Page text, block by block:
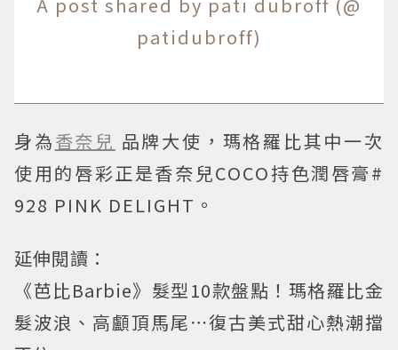
patidubroff)
身為香奈兒 品牌大使，瑪格羅比其中一次
使用的唇彩正是香奈兒COCO持色潤唇膏#
928 PINK DELIGHT。
延伸閱讀：
《芭比Barbie》髮型10款盤點！瑪格羅比金
髮波浪、高顱頂馬尾⋯復古美式甜心熱潮擋